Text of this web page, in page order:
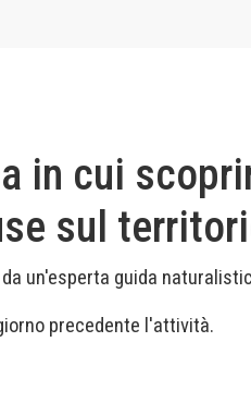
in cui
sul
un'esperta guida
precedente l'attività.